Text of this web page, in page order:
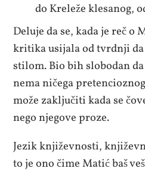
do Kreleže klesanog,
Deluje da se, kada je reč o
kritika usijala od tvrdnji
stilom. Bio bih slobodan
nema ničega
može zaključiti kada se
nego njegove proze.
Jezik književnosti,
to je ono čime Matić baš